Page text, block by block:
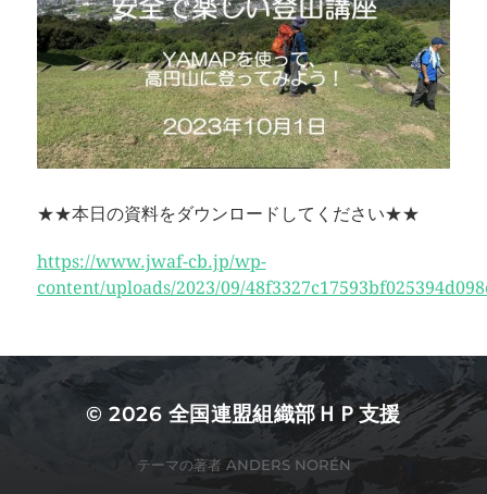
★★本日の資料をダウンロードしてください★★
https://www.jwaf-cb.jp/wp-
content/uploads/2023/09/
© 2026 全国連盟組織部ＨＰ支援
テーマの著者 ANDERS NORÉN